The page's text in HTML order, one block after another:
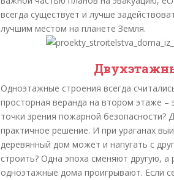
всегда существует и лучше
лучшим местом на планете Земля.
Одноэтажные строения всегда
просторная веранда на втором этаже
точки зрения пожарной
практичное решение. И при ураганах
деревянный дом может и напугать с
строить? Одна эпоха сменяют другую,
одноэтажные дома проигрывают. Если